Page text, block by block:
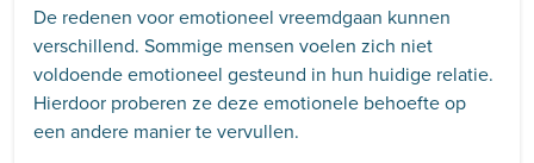
De redenen voor emotioneel vreemdgaan kunnen
verschillend. Sommige mensen voelen zich niet
voldoende emotioneel gesteund in hun huidige relatie.
Hierdoor proberen ze deze emotionele behoefte op
een andere manier te vervullen.